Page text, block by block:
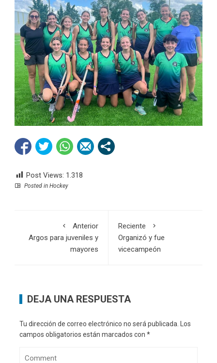
Post Views: 1.318
Posted in Hockey
Anterior
Argos para juveniles y
mayores
Reciente
Organizó y fue
vicecampeón
DEJA UNA RESPUESTA
Tu dirección de correo electrónico no será publicada.
Los
campos obligatorios están marcados con *